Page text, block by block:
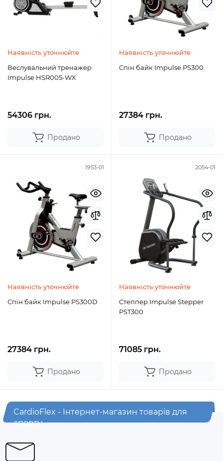
Наявність уточнюйте
Веслувальний тренажер
Impulse HSR005-WX
54306 грн.
Продано
Наявність уточнюйте
Спін байк Impulse PS300
27384 грн.
Продано
1953-01
Наявність уточнюйте
Спін байк Impulse PS300D
27384 грн.
Продано
2054-01
Наявність уточнюйте
Степпер Impulse Stepper
PST300
71085 грн.
Продано
CardioFlex - Інтернет-магазин товарів для
спорту